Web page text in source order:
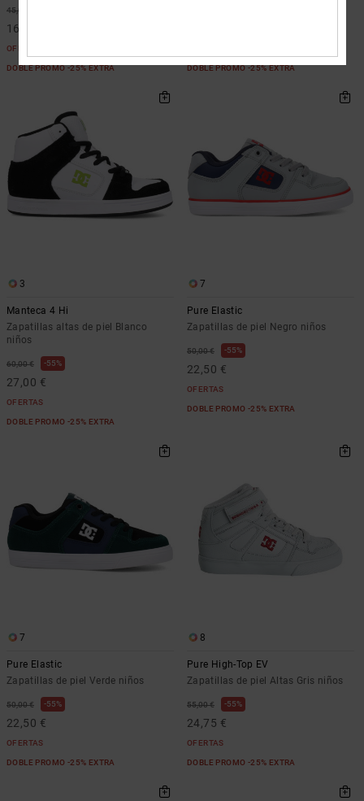
45,00 €
16,87 €
OFERTAS
DOBLE PROMO -25% EXTRA DOBLE PROMO -25% EXTRA
3
Manteca 4 Hi
Zapatillas altas de piel Blanco
niños
60,00 € 55%
27,00 €
OFERTAS
DOBLE PROMO -25% EXTRA
7
Pure Elastic
Zapatillas de piel Negro niños
50,00 € 55%
22,50 €
OFERTAS
DOBLE PROMO -25% EXTRA
7
Pure Elastic
Zapatillas de piel Verde niños
50,00 € 55%
22,50 €
OFERTAS
DOBLE PROMO -25% EXTRA
8
Pure High-Top EV
Zapatillas de piel Altas Gris niños
55,00 € 55%
24,75 €
OFERTAS
DOBLE PROMO -25% EXTRA